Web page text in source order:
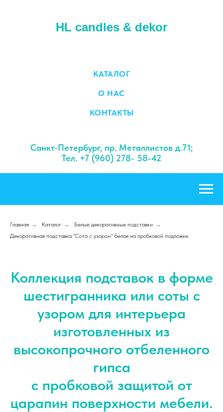
HL candles & dekor
КАТАЛОГ
О НАС
КОНТАКТЫ
Санкт-Петербург, пр. Металлистов д.71;
Тел. +7 (960) 278- 58-42
Главная → Каталог → Белые декоративные подставки →
Декоративная подставка "Сота с узором" белая на пробковой подложке.
Коллекция подставок в форме
шестигранника или соты с
узором для интерьера
изготовленных из
высокопрочного отбеленного
гипса
с пробковой защитой от
царапин поверхности мебели.